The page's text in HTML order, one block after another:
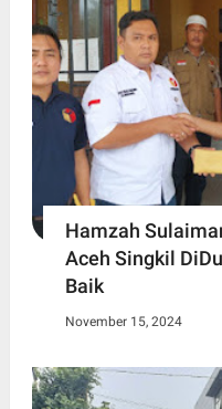
Hamzah
Aceh Singkil
Baik
November 15, 2024